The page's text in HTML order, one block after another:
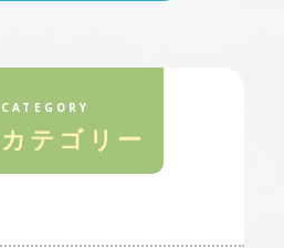
CATEGORY
カテゴリー